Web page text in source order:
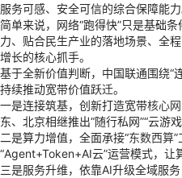
服务可感、安全可信的综合保障能力
简单来说，网络“跑得快”只是基础
力、贴合民生产业的落地场景、全
增长的核心抓手。
基于全新价值判断，中国联通围绕“
持续推动宽带价值跃迁。
一是连接筑基，创新打造宽带核心网
东、北京相继推出“随行私网”“云游戏
二是算力增值，全面承接“东数西算
“Agent+Token+AI云”运营模式，让
三是服务升维，依靠AI升级全域服